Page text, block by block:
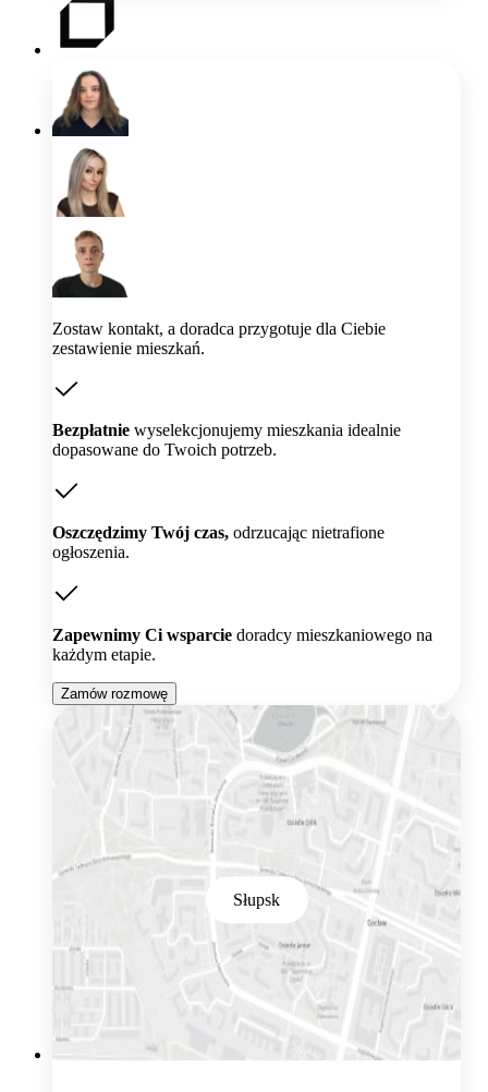
Zostaw kontakt, a doradca przygotuje dla Ciebie
zestawienie mieszkań.
Bezpłatnie wyselekcjonujemy mieszkania idealnie
dopasowane do Twoich potrzeb.
Oszczędzimy Twój czas, odrzucając nietrafione
ogłoszenia.
Zapewnimy Ci wsparcie doradcy mieszkaniowego na
każdym etapie.
Zamów rozmowę
Słupsk